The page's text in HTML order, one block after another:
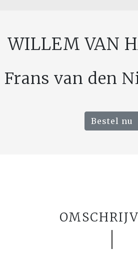
WILLEM VAN
Frans van den
Bestel nu